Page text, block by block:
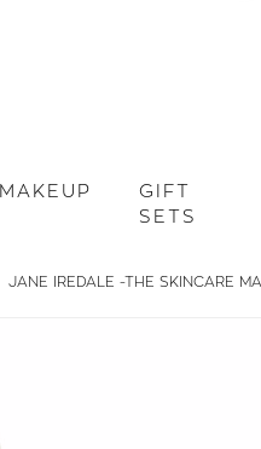
MAKEUP
GIFT
SETS
JANE IREDALE -THE SKINCARE